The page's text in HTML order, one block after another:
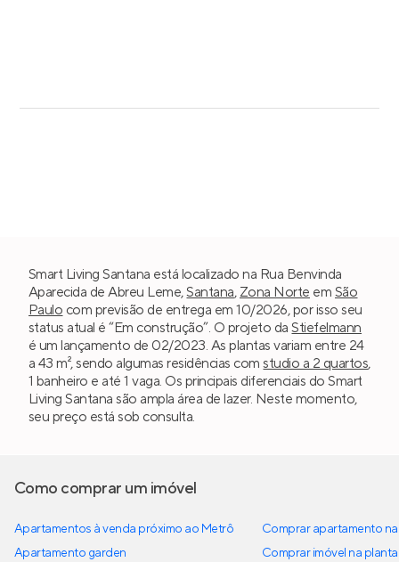
Smart Living Santana está localizado na Rua Benvinda
Aparecida de Abreu Leme,Santana, Zona Norte em São
Paulo com previsão de entrega em 10/2026, por isso seu
status atual é “Em construção”. O projeto daStiefelmann
é um lançamento de 02/2023. As plantas variam entre 24
a 43 m², sendo algumas residências comstudio a 2 quartos,
1 banheiro e até 1 vaga. Os principais diferenciais do Smart
Living Santana são ampla área de lazer. Neste momento,
seu preço está sob consulta.
Como comprar um imóvel
Apartamentos à venda próximo ao Metrô
Apartamento garden
Comprar apartamento
Comprar imóvel na planta